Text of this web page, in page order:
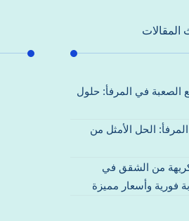
المقالات
الصعبة في المرفأ: حلول
الحل الأمثل من
من الشقق في
فورية وأسعار مميزة